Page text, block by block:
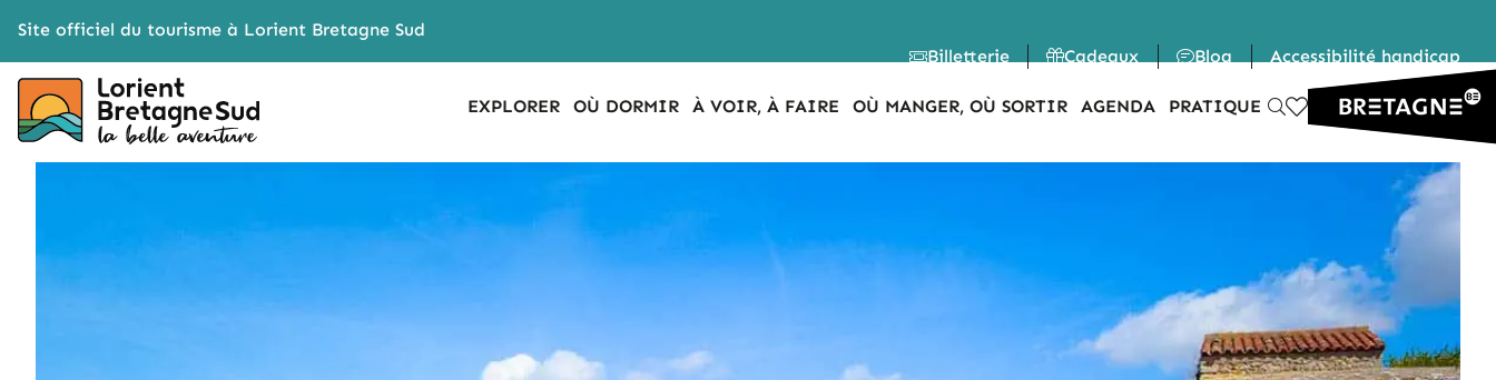
Site officiel du tourisme à Lorient Bretagne Sud
Billetterie
Cadeaux Blog Accessibilité handicap
EXPLORER OÙ DORMIR À VOIR, À FAIRE OÙ MANGER, OÙ SORTIR AGENDA PRATIQUE